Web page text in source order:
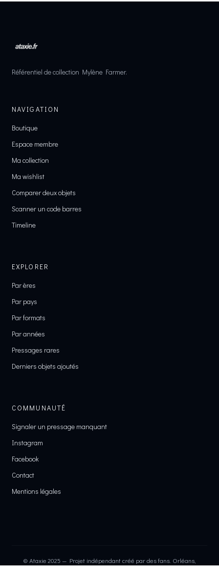
Référentiel de collection Mylène Farmer.
NAVIGATION
Boutique
Espace membre
Ma collection
Ma wishlist
Comparer deux objets
Scanner un code barres
Timeline
EXPLORER
Par ères
Par pays
Par formats
Par années
Pressages rares
Derniers objets ajoutés
COMMUNAUTÉ
Signaler un pressage manquant
Instagram
Facebook
Contact
Mentions légales
© Ataxie 2025 — Projet indépendant créé par des fans. Orléans,